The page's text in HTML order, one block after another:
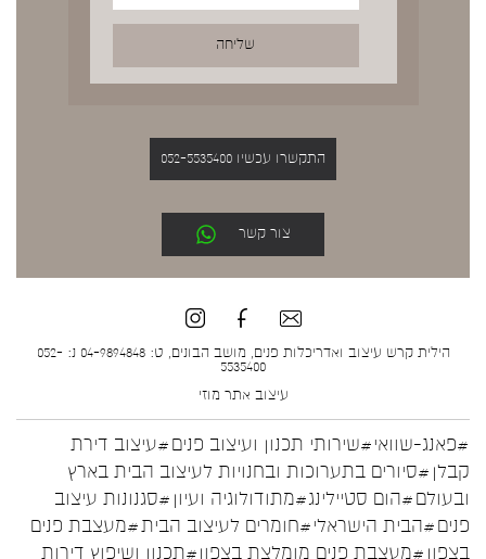
התקשרו עכשיו 052-5535400
צור קשר
הילית קרש עיצוב ואדריכלות פנים, מושב הבונים, ט: 04-9894848 נ: 052-
5535400
עיצוב אתר מוזי
#פאנג-שוואי#שירותי תכנון ועיצוב פנים#עיצוב דירת
קבלן #סיורים בתערוכות ובחנויות לעיצוב הבית בארץ
ובעולם#הום סטיילינג#מתודולוגיה ועיון #סגנונות עיצוב
פנים#הבית הישראלי#חומרים לעיצוב הבית#מעצבת פנים
בצפון #מעצבת פנים מומלצת בצפון#תכנון ושיפוץ דירות